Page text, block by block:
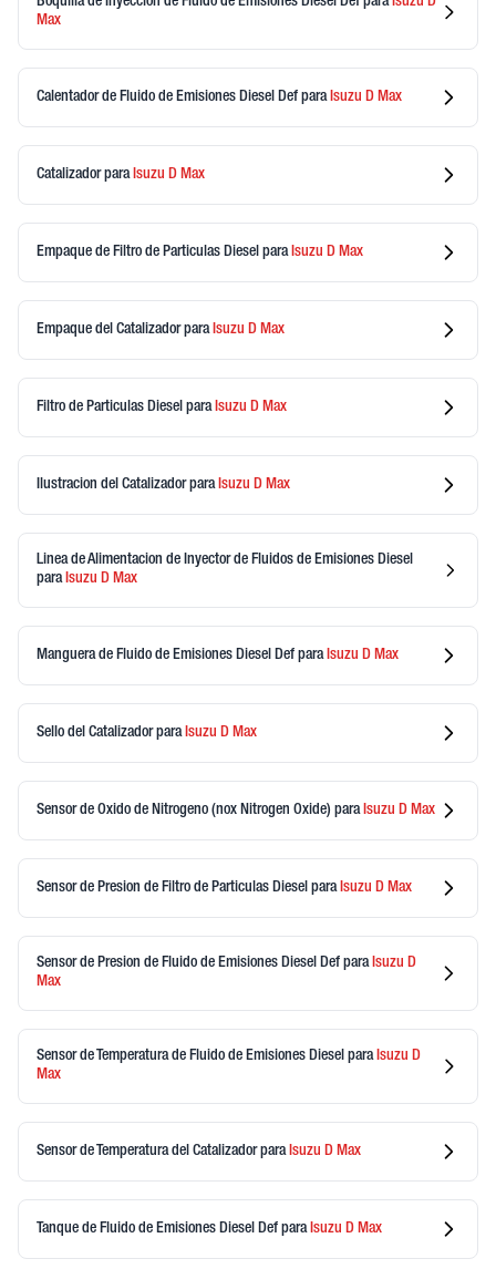
Max
Calentador de Fluido de Emisiones Diesel Def para Isuzu D Max
Catalizadorpara Isuzu D Max
Empaque de Filtro de Particulas Diesel para Isuzu D Max
Empaque del Catalizadorpara Isuzu D Max
Filtro de Particulas Diesel para Isuzu D Max
Ilustracion del Catalizadorpara Isuzu D Max
Linea de Alimentacion de Inyector de Fluidos de Emisiones Diesel
paraIsuzu D Max
Manguera de Fluido de Emisiones Diesel Def para Isuzu D Max
Sello del Catalizadorpara Isuzu D Max
Sensor de Oxido de Nitrogeno (nox Nitrogen Oxide) para Isuzu D Max
Sensor de Presion de Filtro de Particulas Diesel para Isuzu D Max
Sensor de Presion de Fluido de Emisiones Diesel Def paraIsuzu D
Max
Sensor de Temperatura de Fluido de Emisiones Diesel paraIsuzu D
Max
Sensor de Temperatura del Catalizadorpara Isuzu D Max
Tanque de Fluido de Emisiones Diesel Def para Isuzu D Max